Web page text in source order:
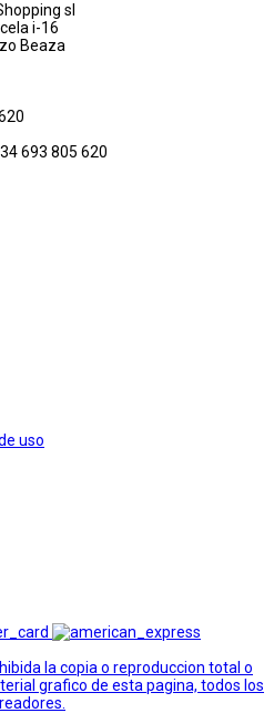
sl
i-16
Beaza
693 805 620
uso
la copia o reproduccion total o
grafico de esta pagina, todos los